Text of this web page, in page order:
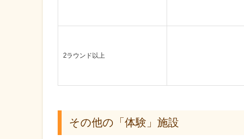
2ラウンド以上
その他の「体験」施設